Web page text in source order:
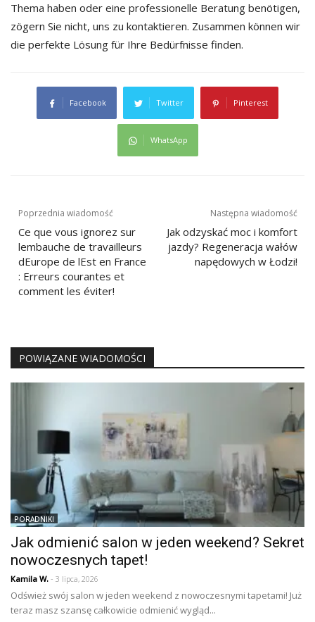
Thema haben oder eine professionelle Beratung benötigen,
zögern Sie nicht, uns zu kontaktieren. Zusammen können wir
die perfekte Lösung für Ihre Bedürfnisse finden.
Facebook Twitter Pinterest
WhatsApp
Nawigacja
wpisu
Poprzednia wiadomość
Ce que vous ignorez sur
lembauche de travailleurs
dEurope de lEst en France
: Erreurs courantes et
comment les éviter!
Następna wiadomość
Jak odzyskać moc i komfort
jazdy? Regeneracja wałów
napędowych w Łodzi!
POWIĄZANE WIADOMOŚCI
PORADNIKI
Jak odmienić salon w jeden weekend? Sekret
nowoczesnych tapet!
Kamila W. - 3 lipca, 2026
Odśwież swój salon w jeden weekend z nowoczesnymi tapetami! Już
teraz masz szansę całkowicie odmienić wygląd...